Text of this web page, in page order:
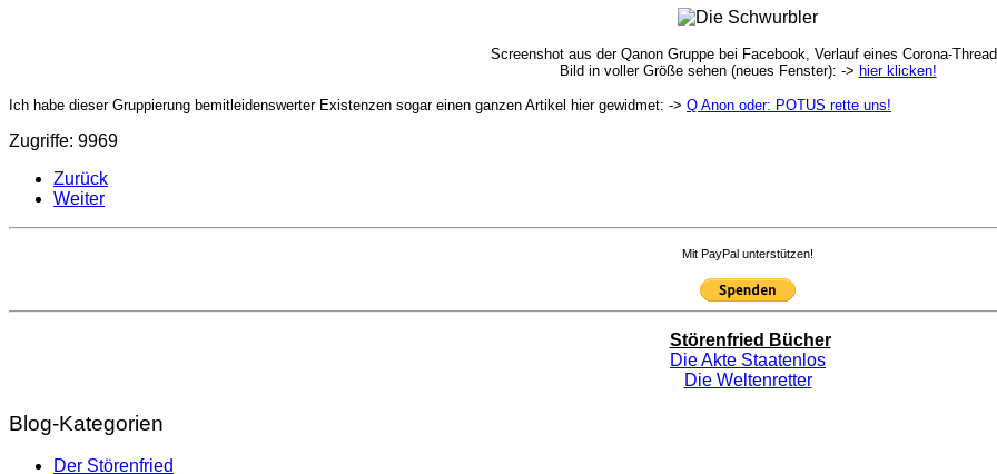
Screenshot aus der Qanon Gruppe bei Facebook, Verlauf eines Corona-
Bild in voller Größe sehen (neues Fenster): -> hier klicken!
Ich habe dieser Gruppierung bemitleidenswerter Existenzen sogar einen ganzen Artikel hier gewidmet: -> Q Anon oder: POTUS rette uns!
Zugriffe: 9969
Zurück
Weiter
Mit PayPal unterstützen!
Störenfried Bücher
Die Akte Staatenlos
Die Weltenretter
Blog-Kategorien
Der Störenfried